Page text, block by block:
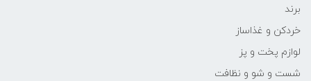
برند
خردکن و غذاساز
لوازم پخت و پز
شست و شو و نظافت